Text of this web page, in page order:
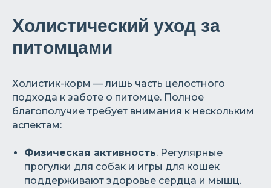
Холистический уход за
питомцами
Холистик-корм — лишь часть целостного
подхода к заботе о питомце. Полное
благополучие требует внимания к нескольким
аспектам:
Физическая активность. Регулярные
прогулки для собак и игры для кошек
поддерживают здоровье сердца и мышц.